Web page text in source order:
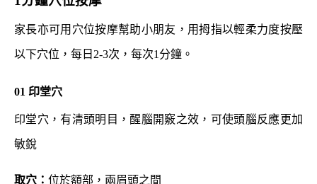
家長亦可用穴位按摩幫助小朋友，用拇指以輕柔力度按壓
以下穴位，每日2-3次，每次1分鐘。
01 印堂穴
印堂穴，有清頭明目，醒腦開竅之效，可使頭腦反應更加
敏銳
取穴： 位於額部，兩眉頭之間